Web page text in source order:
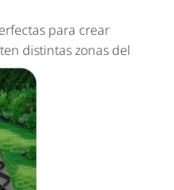
para crear
distintas zonas del